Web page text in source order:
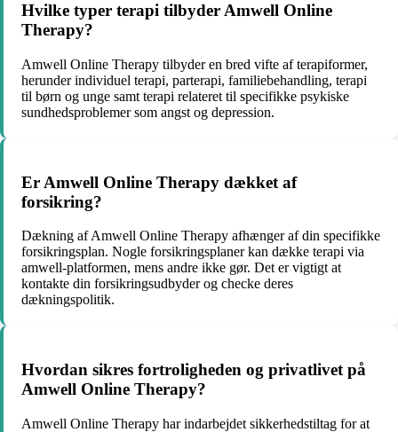
Hvilke typer terapi tilbyder Amwell Online
Therapy?
Amwell Online Therapy tilbyder en bred vifte af terapiformer,
herunder individuel terapi, parterapi, familiebehandling, terapi
til børn og unge samt terapi relateret til specifikke psykiske
sundhedsproblemer som angst og depression.
Er Amwell Online Therapy dækket af
forsikring?
Dækning af Amwell Online Therapy afhænger af din specifikke
forsikringsplan. Nogle forsikringsplaner kan dække terapi via
amwell-platformen, mens andre ikke gør. Det er vigtigt at
kontakte din forsikringsudbyder og checke deres
dækningspolitik.
Hvordan sikres fortroligheden og privatlivet på
Amwell Online Therapy?
Amwell Online Therapy har indarbejdet sikkerhedstiltag for at